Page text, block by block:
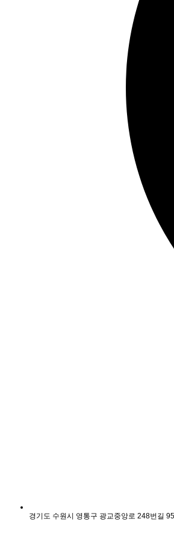
경기도 수원시 영통구 광교중앙로 248번길